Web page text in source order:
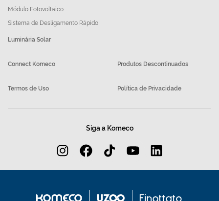
Módulo Fotovoltaico
Sistema de Desligamento Rápido
Luminária Solar
Connect Komeco Produtos Descontinuados
Termos de Uso Política de Privacidade
Siga a Komeco